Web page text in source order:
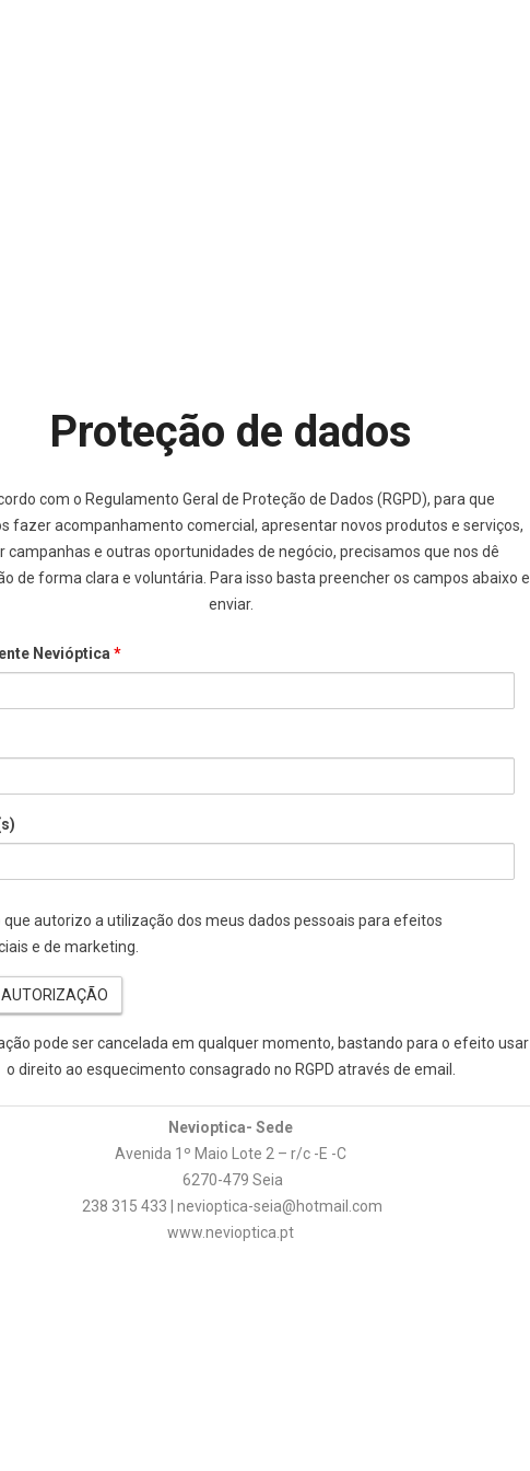
Proteção de dados
com o Regulamento Geral de Proteção de Dados (RGPD), para que
fazer acompanhamento comercial, apresentar novos produtos e serviços,
campanhas e outras oportunidades de negócio, precisamos que nos dê
de forma clara e voluntária. Para isso basta preencher os campos abaixo e
enviar.
Nevióptica *
autorizo a utilização dos meus dados pessoais para efeitos
e de marketing.
pode ser cancelada em qualquer momento, bastando para o efeito usar
o direito ao esquecimento consagrado no RGPD através de email.
Nevioptica- Sede
Avenida 1º Maio Lote 2 – r/c -E -C
6270-479 Seia
238 315 433 | nevioptica-seia@hotmail.com
www.nevioptica.pt